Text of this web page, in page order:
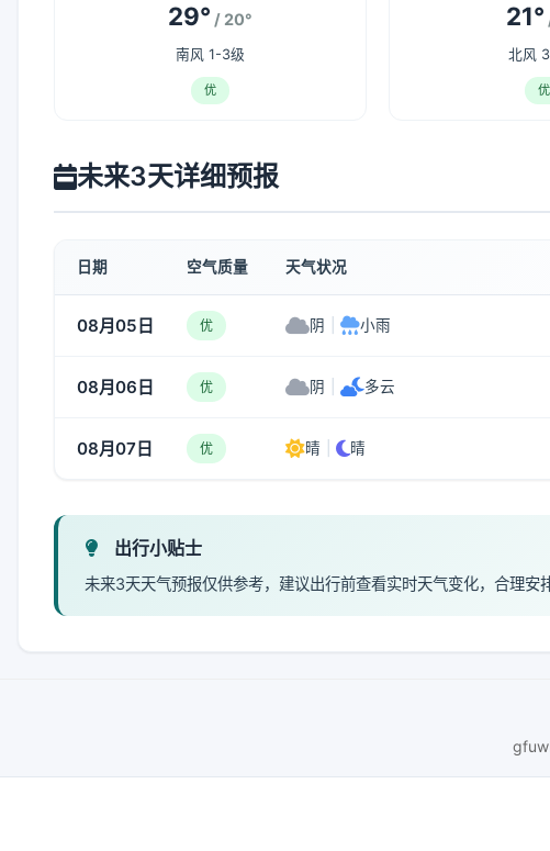
29° / 20°
南风 1-3级
优
21°
北风
优
未来3天详细预报
日期 空气质量 天气状况
08月05日 优 阴 小雨
08月06日 优 阴 多云
08月07日 优 晴 晴
出行小贴士
未来3天天气预报仅供参考，建议出行前查看实时天气变化，合理安